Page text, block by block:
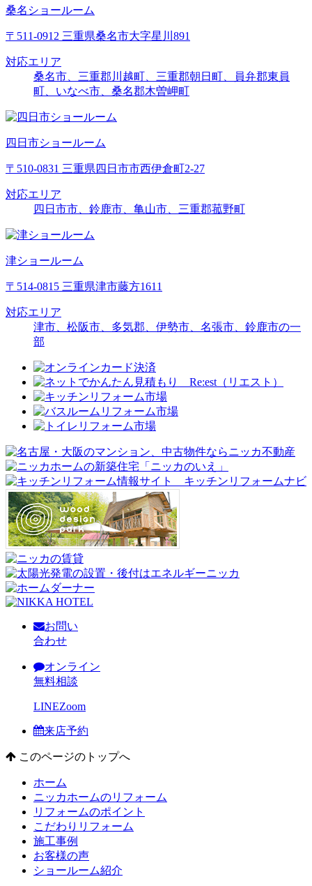
桑名ショールーム
〒511-0912 三重県桑名市大字星川891
対応エリア
桑名市、三重郡川越町、三重郡朝日町、員弁郡東員
町、いなべ市、桑名郡木曽岬町
四日市ショールーム
〒510-0831 三重県四日市市西伊倉町2-27
対応エリア
四日市市、鈴鹿市、亀山市、三重郡菰野町
津ショールーム
〒514-0815 三重県津市藤方1611
対応エリア
津市、松阪市、多気郡、伊勢市、名張市、鈴鹿市の一
部
お問い
合わせ
オンライン
無料相談
LINEZoom
来店予約
このページのトップへ
ホーム
ニッカホームのリフォーム
リフォームのポイント
こだわりリフォーム
施工事例
お客様の声
ショールーム紹介